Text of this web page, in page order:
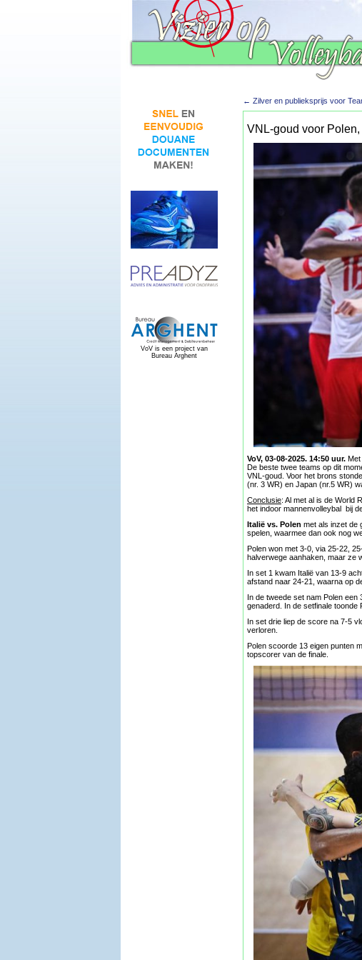
VoV is een project van
Bureau Arghent
← Zilver en publieksprijs voor
VNL-goud voor
VoV, 03-08-2025. 14:50 uur.
De beste twee teams op dit
VNL-goud. Voor het brons
(nr. 3 WR) en Japan (nr.5 WR)
Conclusie: Al met al is de World
het indoor mannenvolleybal bij
Italië vs. Polen met als inzet de
spelen, waarmee dan ook nog
Polen won met 3-0, via 25-22,
halverwege aanhaken, maar ze
In set 1 kwam Italië van 13-9
afstand naar 24-21, waarna op
In de tweede set nam Polen
genaderd. In de setfinale toonde
In set drie liep de score na 7-5
verloren.
Polen scoorde 13 eigen punten
topscorer van de finale.